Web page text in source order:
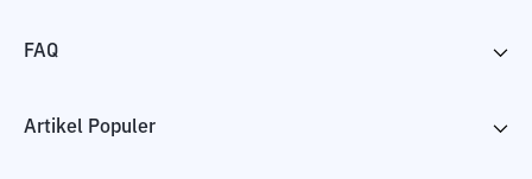
FAQ
Artikel Populer